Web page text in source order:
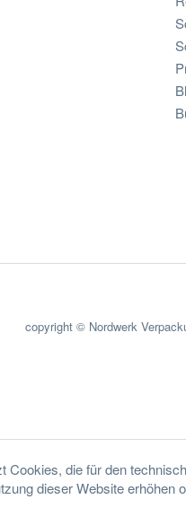
copyright © Nordwerk
Cookies, die für den
dieser Website